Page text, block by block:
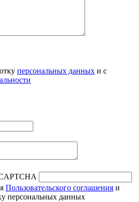
персональных данных и с
Пользовательского соглашения и
персональных данных